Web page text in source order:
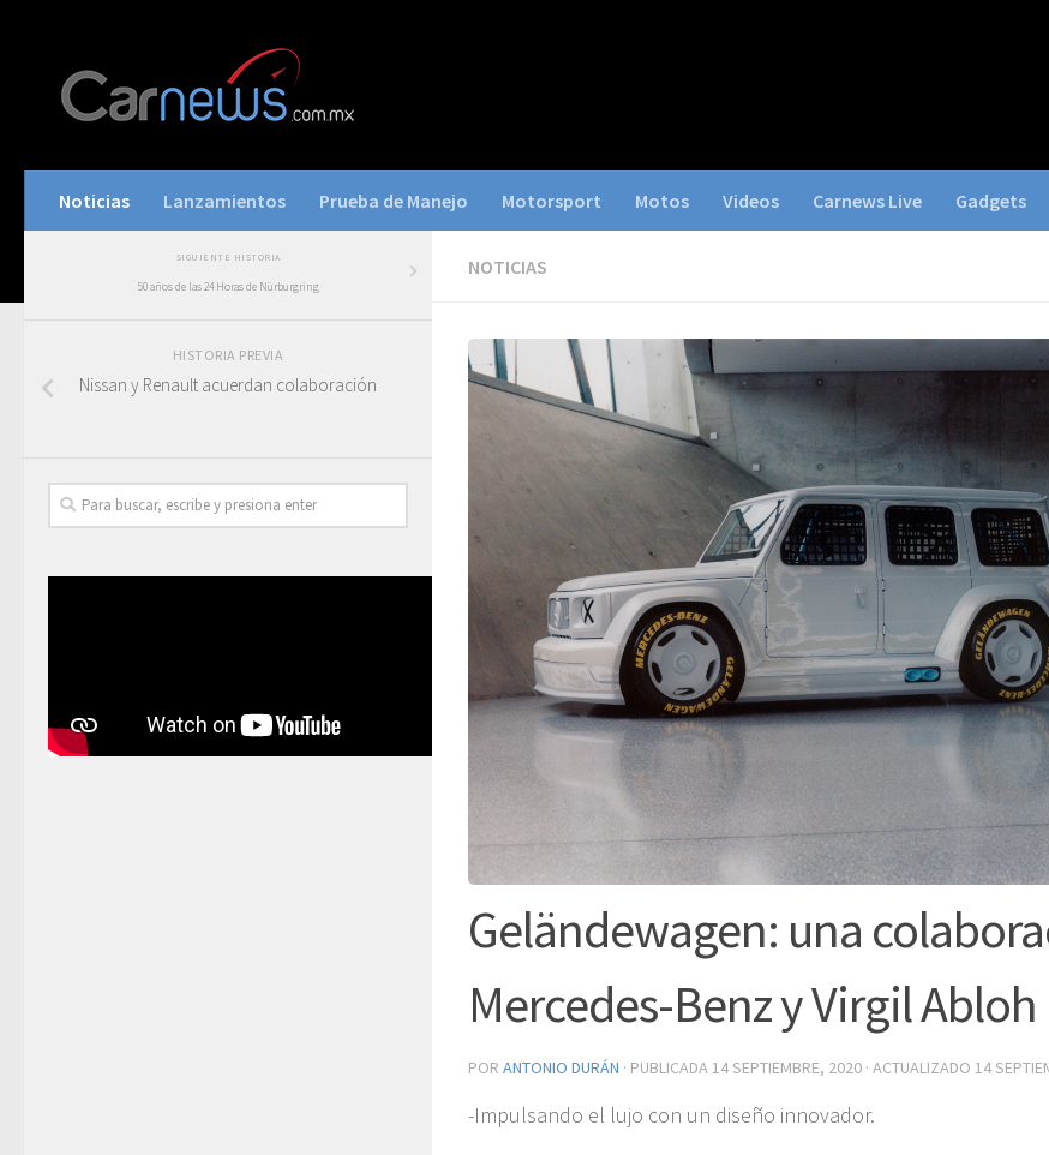
Noticias Lanzamientos Prueba de Manejo Motorsport Motos Videos Carnews Live Gadgets
NOTICIAS
Geländewagen: una
Mercedes-Benz y Virgil Abloh
POR ANTONIO DURÁN · PUBLICADA 14 SEPTIEMBRE, 2020 · ACTUALIZADO 14
-Impulsando el lujo con un diseño innovador.
SIGUIENTE HISTORIA
50 años de las 24 Horas de Nürburgring
HISTORIA PREVIA
Nissan y Renault acuerdan colaboración